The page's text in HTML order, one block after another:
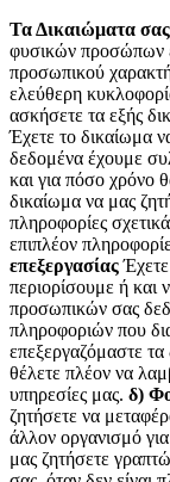
Τα Δικαιώματα σας
φυσικών προσώπων
προσωπικού
ελεύθερη
ασκήσετε τα εξής
Έχετε το δικαίωμα
δεδομένα έχουμε
και για πόσο χρόνο
δικαίωμα να μας
πληροφορίες
επιπλέον
επεξεργασίας
περιορίσουμε ή και
προσωπικών σας
πληροφοριών που
επεξεργαζόμαστε
θέλετε πλέον να
υπηρεσίες μας. δ)
ζητήσετε να
άλλον οργανισμό
μας ζητήσετε